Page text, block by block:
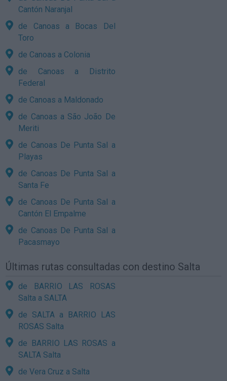
Cantón Naranjal
de Canoas a Bocas Del
Toro
de Canoas a Colonia
de Canoas a Distrito
Federal
de Canoas a Maldonado
de Canoas a São João De
Meriti
de Canoas De Punta Sal a
Playas
de Canoas De Punta Sal a
Santa Fe
de Canoas De Punta Sal a
Cantón El Empalme
de Canoas De Punta Sal a
Pacasmayo
Últimas rutas consultadas con destino Salta
de BARRIO LAS ROSAS
Salta a SALTA
de SALTA a BARRIO LAS
ROSAS Salta
de BARRIO LAS ROSAS a
SALTA Salta
de Vera Cruz a Salta